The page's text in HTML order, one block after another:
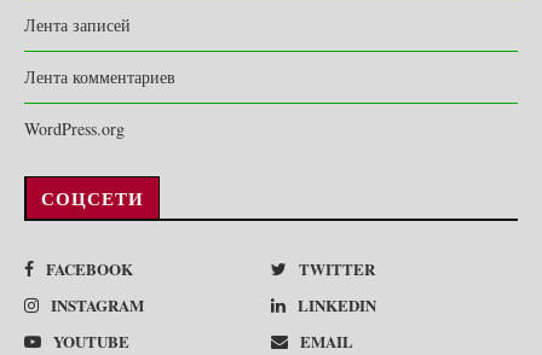
Лента записей
Лента комментариев
WordPress.org
СОЦСЕТИ
FACEBOOK
TWITTER
INSTAGRAM
LINKEDIN
YOUTUBE
EMAIL